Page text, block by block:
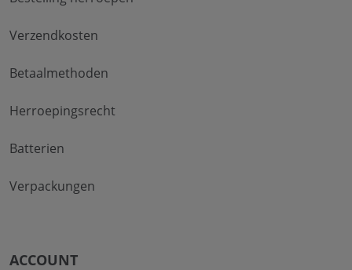
Verzendkosten
Betaalmethoden
Herroepingsrecht
Batterien
Verpackungen
ACCOUNT